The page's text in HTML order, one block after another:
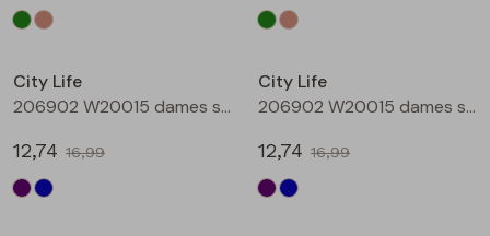
Bermuda's
City Life
206902 W20015 dames singlet Aubergine
12,74 16,99
City Life
206902 W20015 dames singlet Petrol
12,74 16,99